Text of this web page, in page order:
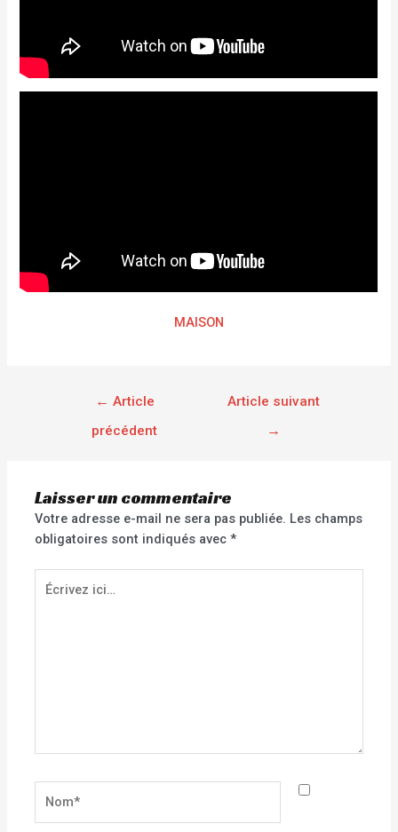
MAISON
← Article
précédent
Article suivant
→
Laisser un commentaire
Votre adresse e-mail ne sera pas publiée. Les champs
obligatoires sont indiqués avec*
Écrivez
ici…